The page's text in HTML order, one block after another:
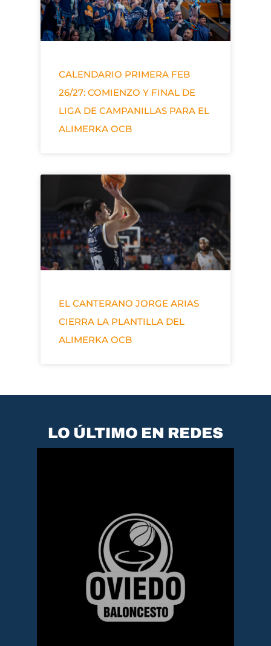
CALENDARIO PRIMERA FEB
26/27: COMIENZO Y FINAL DE
LIGA DE CAMPANILLAS PARA EL
ALIMERKA OCB
EL CANTERANO JORGE ARIAS
CIERRA LA PLANTILLA DEL
ALIMERKA OCB
LO ÚLTIMO EN REDES